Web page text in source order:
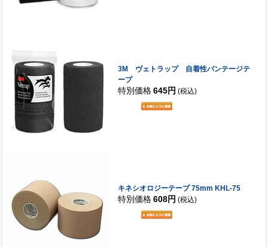
3M ヴェトラップ 自着性バンテージテ
ープ
特別価格 645円 (税込)
キネシオロジーテープ 75mm KHL-75
特別価格 608円 (税込)